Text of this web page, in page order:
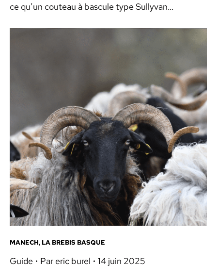
ce qu’un couteau à bascule type Sullyvan…
MANECH, LA BREBIS BASQUE
Guide Par eric burel
14 juin 2025